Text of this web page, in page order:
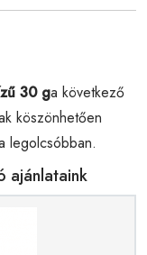
30 ga következő
köszönhetően
legolcsóbban.
ajánlataink